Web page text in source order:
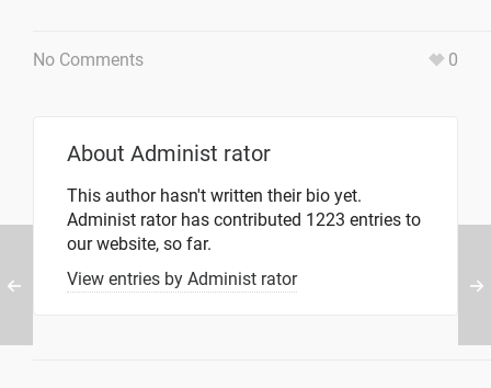
No Comments 0
About Administ rator
This author hasn't written their bio yet.
Administ ratorhas contributed 1223 entries to
our website, so far.
View entries by Administ rator